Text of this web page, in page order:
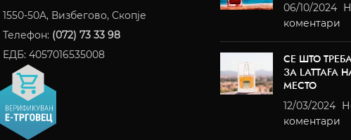
1550-50A, Визбегово, Скопје
Телефон: (072) 73 33 98
ЕДБ: 4057016535008
06/10/2024
коментари
СЕ ШТО
ЗА LATTAFA
МЕСТО
12/03/2024
коментари